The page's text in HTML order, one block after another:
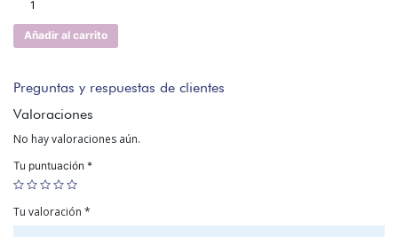
SURFERITO
cantidad
Añadir al carrito
Preguntas y respuestas de clientes
Valoraciones
No hay valoraciones aún.
Tu puntuación *
Tu valoración *